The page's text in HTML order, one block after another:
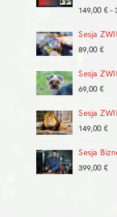
149,00 € –
Sesja
89,00 €
Sesja
69,00 €
Sesja
149,00 €
Sesja
399,00 €